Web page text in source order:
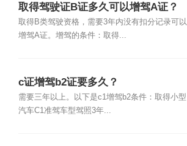
取得驾驶证B证多久可以增驾A证？
取得B类驾驶资格，需要3年内没有扣分记录可以
增驾A证。增驾的条件：取得...
c证增驾b2证要多久？
需要三年以上。以下是c1增驾b2条件：取得小型
汽车C1准驾车型驾照3年...